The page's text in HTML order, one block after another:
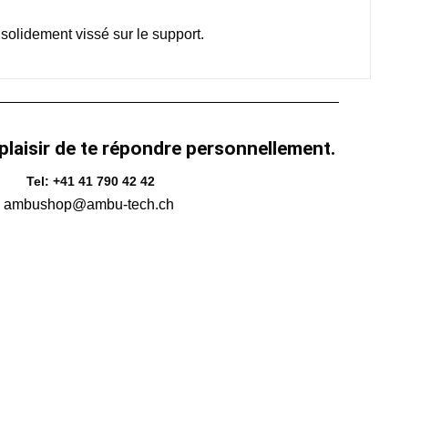
vissé sur le support.
de te répondre personnellement.
Tel: +41 41 790 42 42
ambushop@ambu-tech.ch